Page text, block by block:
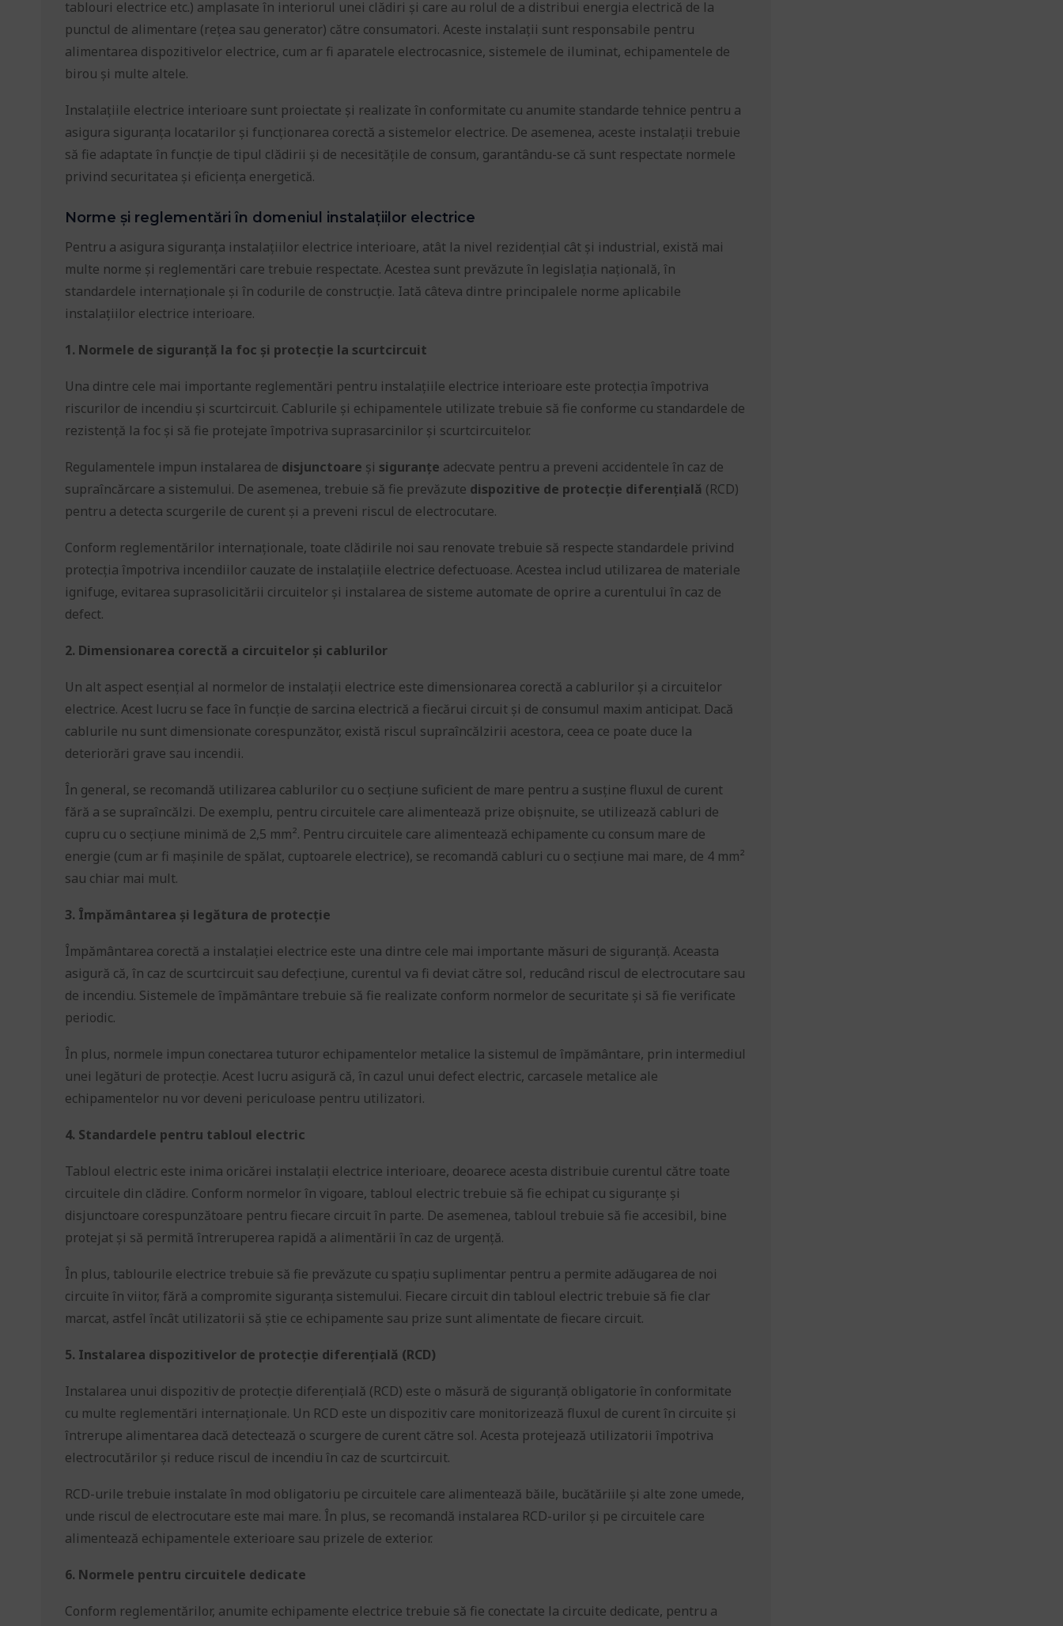
tablouri electrice etc.) amplasate în interiorul unei clădiri și care au rolul de a distribui energia electrică de la
punctul de alimentare (rețea sau generator) către consumatori. Aceste instalații sunt responsabile pentru
alimentarea dispozitivelor electrice, cum ar fi aparatele electrocasnice, sistemele de iluminat, echipamentele de
birou și multe altele.
Instalațiile electrice interioare sunt proiectate și realizate în conformitate cu anumite standarde tehnice pentru a
asigura siguranța locatarilor și funcționarea corectă a sistemelor electrice. De asemenea, aceste instalații trebuie
să fie adaptate în funcție de tipul clădirii și de necesitățile de consum, garantându-se că sunt respectate normele
privind securitatea și eficiența energetică.
Norme și reglementări în domeniul instalațiilor electrice
Pentru a asigura siguranța instalațiilor electrice interioare, atât la nivel rezidențial cât și industrial, există mai
multe norme și reglementări care trebuie respectate. Acestea sunt prevăzute în legislația națională, în
standardele internaționale și în codurile de construcție. Iată câteva dintre principalele norme aplicabile
instalațiilor electrice interioare.
1. Normele de siguranță la foc și protecție la scurtcircuit
Una dintre cele mai importante reglementări pentru instalațiile electrice interioare este protecția împotriva
riscurilor de incendiu și scurtcircuit. Cablurile și echipamentele utilizate trebuie să fie conforme cu standardele de
rezistență la foc și să fie protejate împotriva suprasarcinilor și scurtcircuitelor.
Regulamentele impun instalarea de disjunctoare și siguranțe adecvate pentru a preveni accidentele în caz de
supraîncărcare a sistemului. De asemenea, trebuie să fie prevăzute dispozitive de protecție diferențială (RCD)
pentru a detecta scurgerile de curent și a preveni riscul de electrocutare.
Conform reglementărilor internaționale, toate clădirile noi sau renovate trebuie să respecte standardele privind
protecția împotriva incendiilor cauzate de instalațiile electrice defectuoase. Acestea includ utilizarea de materiale
ignifuge, evitarea suprasolicitării circuitelor și instalarea de sisteme automate de oprire a curentului în caz de
defect.
2. Dimensionarea corectă a circuitelor și cablurilor
Un alt aspect esențial al normelor de instalații electrice este dimensionarea corectă a cablurilor și a circuitelor
electrice. Acest lucru se face în funcție de sarcina electrică a fiecărui circuit și de consumul maxim anticipat. Dacă
cablurile nu sunt dimensionate corespunzător, există riscul supraîncălzirii acestora, ceea ce poate duce la
deteriorări grave sau incendii.
În general, se recomandă utilizarea cablurilor cu o secțiune suficient de mare pentru a susține fluxul de curent
fără a se supraîncălzi. De exemplu, pentru circuitele care alimentează prize obișnuite, se utilizează cabluri de
cupru cu o secțiune minimă de 2,5 mm². Pentru circuitele care alimentează echipamente cu consum mare de
energie (cum ar fi mașinile de spălat, cuptoarele electrice), se recomandă cabluri cu o secțiune mai mare, de 4 mm²
sau chiar mai mult.
3. Împământarea și legătura de protecție
Împământarea corectă a instalației electrice este una dintre cele mai importante măsuri de siguranță. Aceasta
asigură că, în caz de scurtcircuit sau defecțiune, curentul va fi deviat către sol, reducând riscul de electrocutare sau
de incendiu. Sistemele de împământare trebuie să fie realizate conform normelor de securitate și să fie verificate
periodic.
În plus, normele impun conectarea tuturor echipamentelor metalice la sistemul de împământare, prin intermediul
unei legături de protecție. Acest lucru asigură că, în cazul unui defect electric, carcasele metalice ale
echipamentelor nu vor deveni periculoase pentru utilizatori.
4. Standardele pentru tabloul electric
Tabloul electric este inima oricărei instalații electrice interioare, deoarece acesta distribuie curentul către toate
circuitele din clădire. Conform normelor în vigoare, tabloul electric trebuie să fie echipat cu siguranțe și
disjunctoare corespunzătoare pentru fiecare circuit în parte. De asemenea, tabloul trebuie să fie accesibil, bine
protejat și să permită întreruperea rapidă a alimentării în caz de urgență.
În plus, tablourile electrice trebuie să fie prevăzute cu spațiu suplimentar pentru a permite adăugarea de noi
circuite în viitor, fără a compromite siguranța sistemului. Fiecare circuit din tabloul electric trebuie să fie clar
marcat, astfel încât utilizatorii să știe ce echipamente sau prize sunt alimentate de fiecare circuit.
5. Instalarea dispozitivelor de protecție diferențială (RCD)
Instalarea unui dispozitiv de protecție diferențială (RCD) este o măsură de siguranță obligatorie în conformitate
cu multe reglementări internaționale. Un RCD este un dispozitiv care monitorizează fluxul de curent în circuite și
întrerupe alimentarea dacă detectează o scurgere de curent către sol. Acesta protejează utilizatorii împotriva
electrocutărilor și reduce riscul de incendiu în caz de scurtcircuit.
RCD-urile trebuie instalate în mod obligatoriu pe circuitele care alimentează băile, bucătăriile și alte zone umede,
unde riscul de electrocutare este mai mare. În plus, se recomandă instalarea RCD-urilor și pe circuitele care
alimentează echipamentele exterioare sau prizele de exterior.
6. Normele pentru circuitele dedicate
Conform reglementărilor, anumite echipamente electrice trebuie să fie conectate la circuite dedicate, pentru a